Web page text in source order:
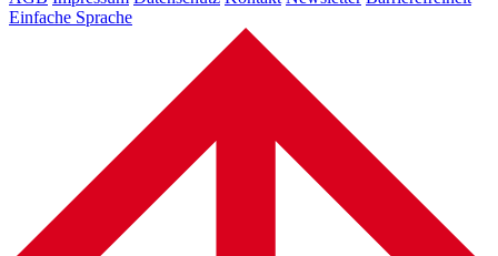
Einfache Sprache